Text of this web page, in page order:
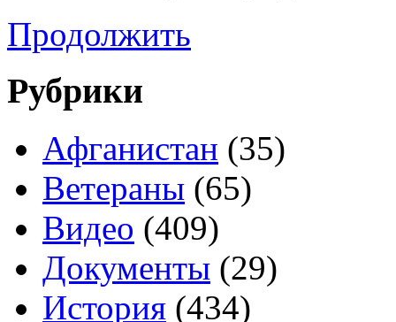
Продолжить
Рубрики
Афганистан (35)
Ветераны (65)
Видео (409)
Документы (29)
История (434)